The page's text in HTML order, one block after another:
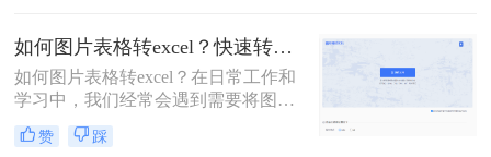
就像魔法一样呢？哈哈，今天就让我
来想你介绍图片带表格怎么转excel文
档格式吧。请你跟随我的步骤，让我
们一起去揭开这个神秘面纱吧！
如何图片表格转excel？快速转换方式分享！
如何图片表格转excel？在日常工作和
学习中，我们经常会遇到需要将图片
中的表格转换成Excel的情况。这时
候，如果能够快速、准确地将图片中
赞 踩